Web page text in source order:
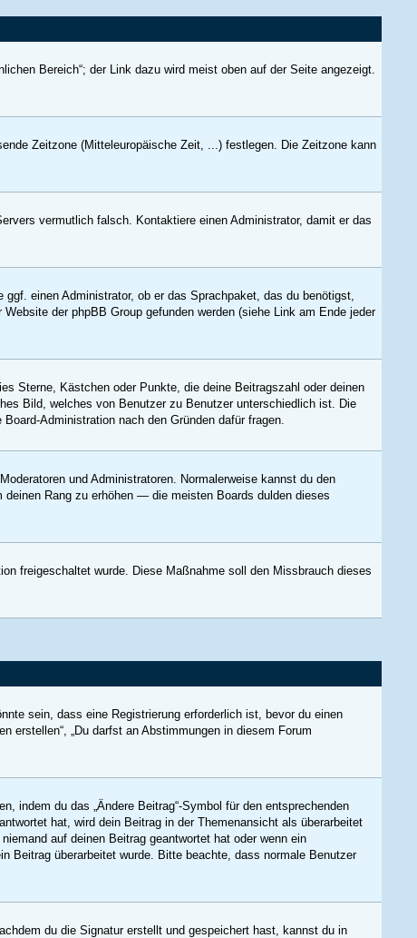
Bereich“; der Link dazu wird meist oben auf der Seite angezeigt.
Zeitzone (Mitteleuropäische Zeit, ...) festlegen. Die Zeitzone kann
vermutlich falsch. Kontaktiere einen Administrator, damit er das
einen Administrator, ob er das Sprachpaket, das du benötigst,
der phpBB Group gefunden werden (siehe Link am Ende jeder
Sterne, Kästchen oder Punkte, die deine Beitragszahl oder deinen
Bild, welches von Benutzer zu Benutzer unterschiedlich ist. Die
Administration nach den Gründen dafür fragen.
und Administratoren. Normalerweise kannst du den
Rang zu erhöhen — die meisten Boards dulden dieses
freigeschaltet wurde. Diese Maßnahme soll den Missbrauch dieses
sein, dass eine Registrierung erforderlich ist, bevor du einen
erstellen“, „Du darfst an Abstimmungen in diesem Forum
indem du das „Ändere Beitrag“-Symbol für den entsprechenden
hat, wird dein Beitrag in der Themenansicht als überarbeitet
auf deinen Beitrag geantwortet hat oder wenn ein
Beitrag überarbeitet wurde. Bitte beachte, dass normale Benutzer
du die Signatur erstellt und gespeichert hast, kannst du in